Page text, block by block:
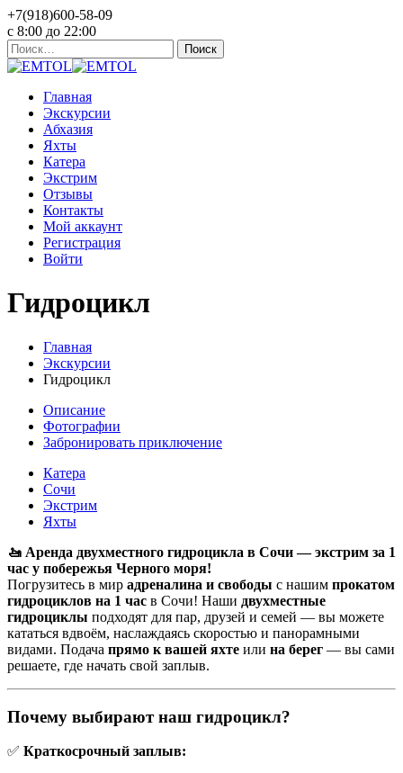
+7(918)600-58-09
c 8:00 до 22:00
Найти:
Главная
Экскурсии
Абхазия
Яхты
Катера
Экстрим
Отзывы
Контакты
Мой аккаунт
Регистрация
Войти
Гидроцикл
Главная
Экскурсии
Гидроцикл
Описание
Фотографии
Забронировать приключение
Катера
Сочи
Экстрим
Яхты
🚤 Аренда двухместного гидроцикла в Сочи — экстрим за 1
час у побережья Черного моря!
Погрузитесь в мир адреналина и свободы с нашим прокатом
гидроциклов на 1 час в Сочи! Наши двухместные
гидроциклы подходят для пар, друзей и семей — вы можете
кататься вдвоём, наслаждаясь скоростью и панорамными
видами. Подача прямо к вашей яхте или на берег — вы сами
решаете, где начать свой заплыв.
Почему выбирают наш гидроцикл?
✅ Краткосрочный заплыв: